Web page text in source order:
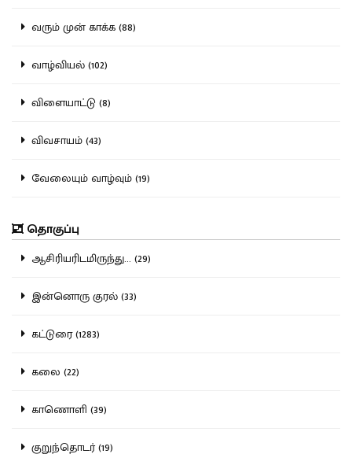
வரும் முன் காக்க (88)
வாழ்வியல் (102)
விளையாட்டு (8)
விவசாயம் (43)
வேலையும் வாழ்வும் (19)
தொகுப்பு
ஆசிரியரிடமிருந்து... (29)
இன்னொரு குரல் (33)
கட்டுரை (1283)
கலை (22)
காணொளி (39)
குறுந்தொடர் (19)